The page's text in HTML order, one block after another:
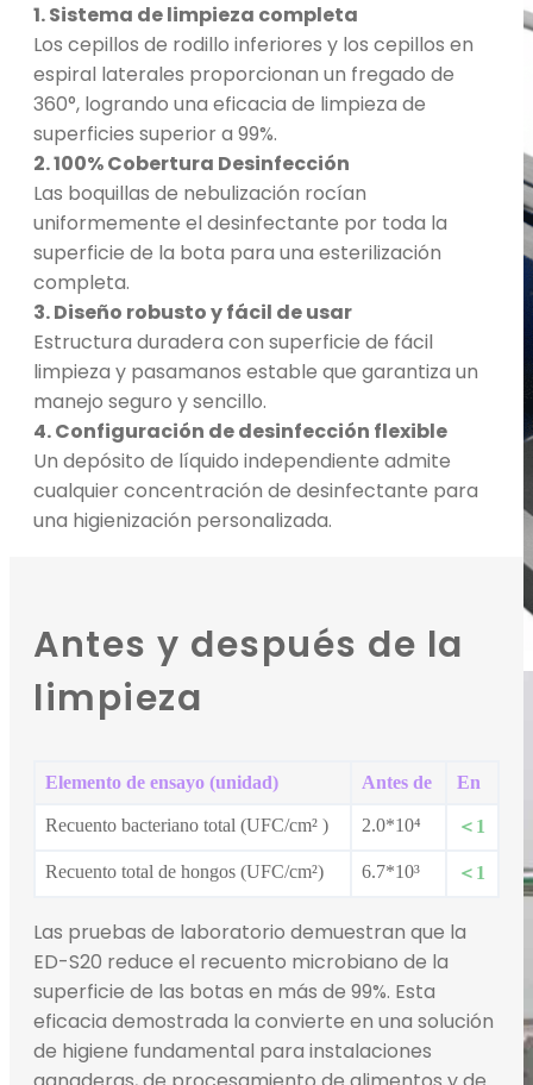
1. Sistema de limpieza completa
Los cepillos de rodillo inferiores y los cepillos en
espiral laterales proporcionan un fregado de
360°, logrando una eficacia de limpieza de
superficies superior a 99%.
2. 100% Cobertura Desinfección
Las boquillas de nebulización rocían
uniformemente el desinfectante por toda la
superficie de la bota para una esterilización
completa.
3. Diseño robusto y fácil de usar
Estructura duradera con superficie de fácil
limpieza y pasamanos estable que garantiza un
manejo seguro y sencillo.
4. Configuración de desinfección flexible
Un depósito de líquido independiente admite
cualquier concentración de desinfectante para
una higienización personalizada.
Antes y después de la
limpieza
Elemento de ensayo (unidad) Antes de En
Recuento bacteriano total (UFC/cm² ) 2.0*10⁴ ＜1
Recuento total de hongos (UFC/cm²) 6.7*10³ ＜1
Las pruebas de laboratorio demuestran que la
ED-S20 reduce el recuento microbiano de la
superficie de las botas en más de 99%. Esta
eficacia demostrada la convierte en una solución
de higiene fundamental para instalaciones